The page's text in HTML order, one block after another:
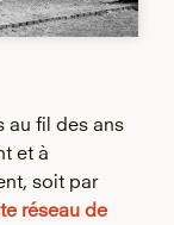
au fil des ans
et à
soit par
réseau de